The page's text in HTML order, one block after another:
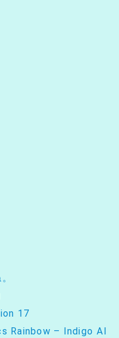
17
Rainbow – Indigo